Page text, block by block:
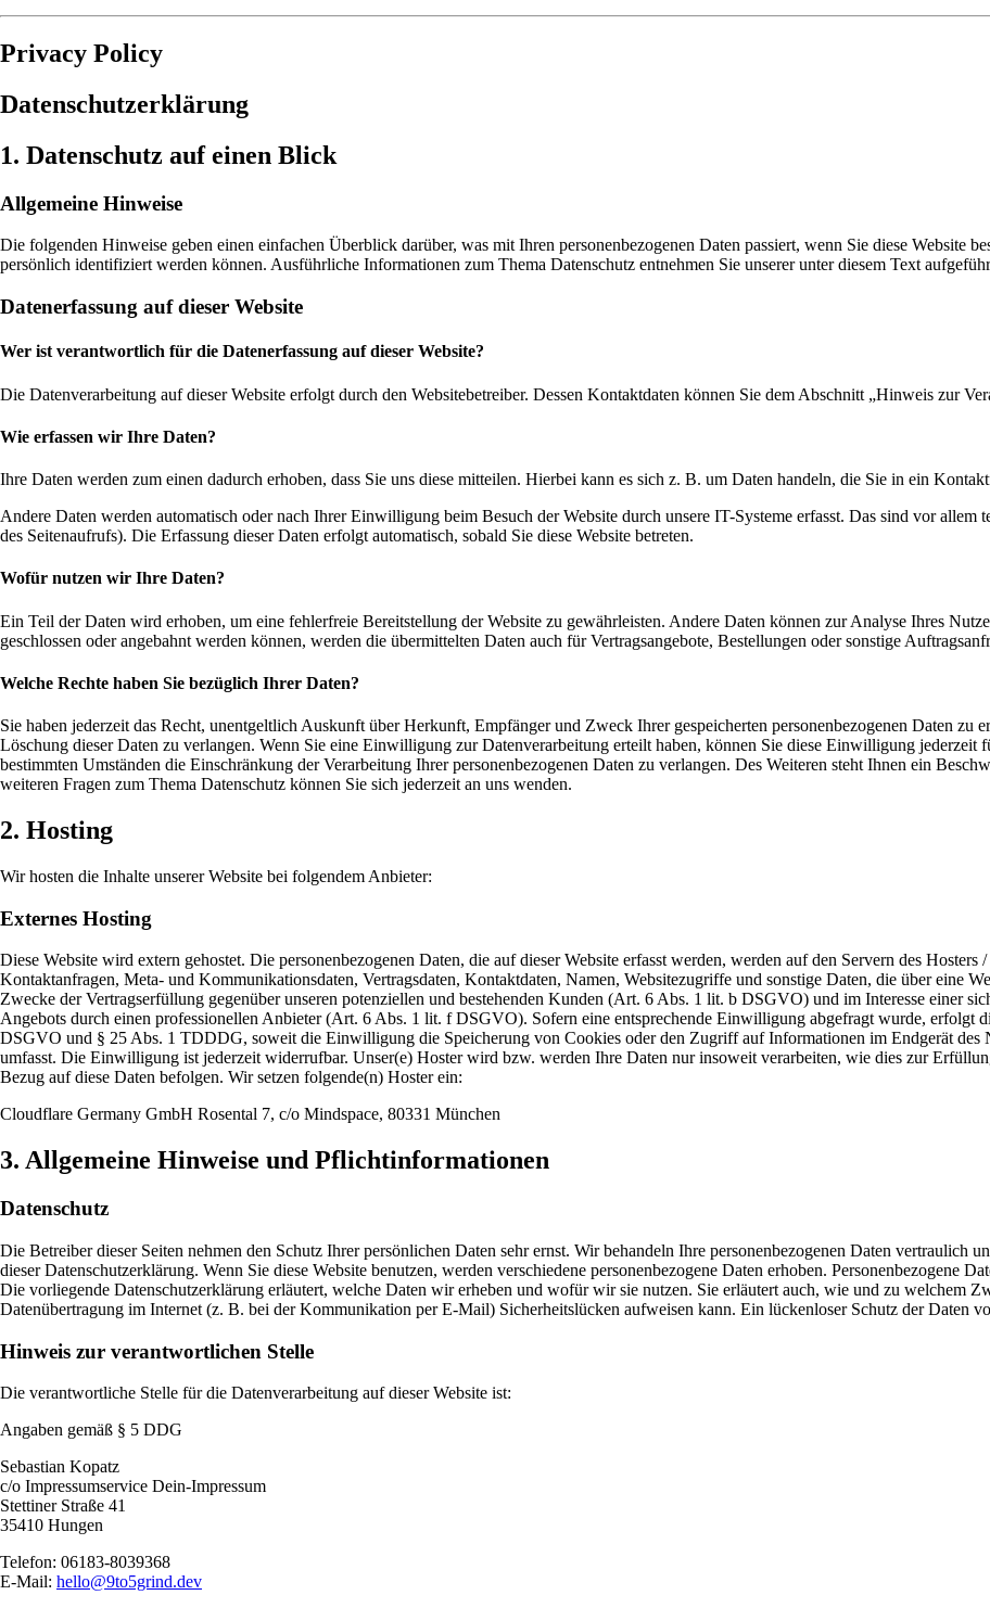
Privacy Policy
Datenschutzerklärung
1. Datenschutz auf einen Blick
Allgemeine Hinweise
Die folgenden Hinweise geben einen einfachen Überblick darüber, was mit Ihren personenbezogenen Daten passiert, wenn Sie diese Website
persönlich identifiziert werden können. Ausführliche Informationen zum Thema Datenschutz entnehmen Sie unserer unter diesem Text
Datenerfassung auf dieser Website
Wer ist verantwortlich für die Datenerfassung auf dieser Website?
Die Datenverarbeitung auf dieser Website erfolgt durch den Websitebetreiber. Dessen Kontaktdaten können Sie dem Abschnitt „Hinweis zur
Wie erfassen wir Ihre Daten?
Ihre Daten werden zum einen dadurch erhoben, dass Sie uns diese mitteilen. Hierbei kann es sich z. B. um Daten handeln, die Sie in ein
Andere Daten werden automatisch oder nach Ihrer Einwilligung beim Besuch der Website durch unsere IT-Systeme erfasst. Das sind vor
des Seitenaufrufs). Die Erfassung dieser Daten erfolgt automatisch, sobald Sie diese Website betreten.
Wofür nutzen wir Ihre Daten?
Ein Teil der Daten wird erhoben, um eine fehlerfreie Bereitstellung der Website zu gewährleisten. Andere Daten können zur Analyse Ihres
geschlossen oder angebahnt werden können, werden die übermittelten Daten auch für Vertragsangebote, Bestellungen oder sonstige
Welche Rechte haben Sie bezüglich Ihrer Daten?
Sie haben jederzeit das Recht, unentgeltlich Auskunft über Herkunft, Empfänger und Zweck Ihrer gespeicherten personenbezogenen Daten zu
Löschung dieser Daten zu verlangen. Wenn Sie eine Einwilligung zur Datenverarbeitung erteilt haben, können Sie diese Einwilligung
bestimmten Umständen die Einschränkung der Verarbeitung Ihrer personenbezogenen Daten zu verlangen. Des Weiteren steht Ihnen ein
weiteren Fragen zum Thema Datenschutz können Sie sich jederzeit an uns wenden.
2. Hosting
Wir hosten die Inhalte unserer Website bei folgendem Anbieter:
Externes Hosting
Diese Website wird extern gehostet. Die personenbezogenen Daten, die auf dieser Website erfasst werden, werden auf den Servern des
Kontaktanfragen, Meta- und Kommunikationsdaten, Vertragsdaten, Kontaktdaten, Namen, Websitezugriffe und sonstige Daten, die über eine
Zwecke der Vertragserfüllung gegenüber unseren potenziellen und bestehenden Kunden (Art. 6 Abs. 1 lit. b DSGVO) und im Interesse einer
Angebots durch einen professionellen Anbieter (Art. 6 Abs. 1 lit. f DSGVO). Sofern eine entsprechende Einwilligung abgefragt wurde, erfolgt
DSGVO und § 25 Abs. 1 TDDDG, soweit die Einwilligung die Speicherung von Cookies oder den Zugriff auf Informationen im Endgerät
umfasst. Die Einwilligung ist jederzeit widerrufbar. Unser(e) Hoster wird bzw. werden Ihre Daten nur insoweit verarbeiten, wie dies zur
Bezug auf diese Daten befolgen. Wir setzen folgende(n) Hoster ein:
Cloudflare Germany GmbH Rosental 7, c/o Mindspace, 80331 München
3. Allgemeine Hinweise und Pflicht­informationen
Datenschutz
Die Betreiber dieser Seiten nehmen den Schutz Ihrer persönlichen Daten sehr ernst. Wir behandeln Ihre personenbezogenen Daten vertraulich
dieser Datenschutzerklärung. Wenn Sie diese Website benutzen, werden verschiedene personenbezogene Daten erhoben. Personenbezogene
Die vorliegende Datenschutzerklärung erläutert, welche Daten wir erheben und wofür wir sie nutzen. Sie erläutert auch, wie und zu welchem
Datenübertragung im Internet (z. B. bei der Kommunikation per E-Mail) Sicherheitslücken aufweisen kann. Ein lückenloser Schutz der Daten
Hinweis zur verantwortlichen Stelle
Die verantwortliche Stelle für die Datenverarbeitung auf dieser Website ist:
Angaben gemäß § 5 DDG
Sebastian Kopatz
c/o Impressumservice Dein-Impressum
Stettiner Straße 41
35410 Hungen
Telefon: 06183-8039368
E-Mail: hello@9to5grind.dev